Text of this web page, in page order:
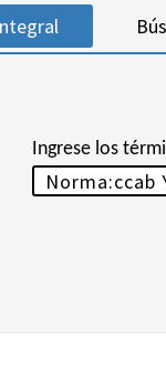
Ingrese los